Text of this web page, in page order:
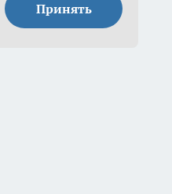
Принять